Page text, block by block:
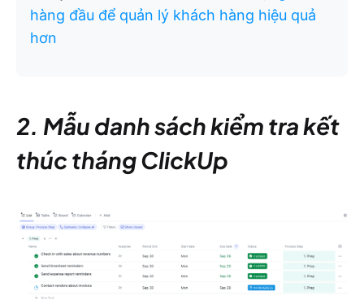
hàng đầu để quản lý khách hàng hiệu quả
hơn
2. Mẫu danh sách kiểm tra kết
thúc tháng ClickUp